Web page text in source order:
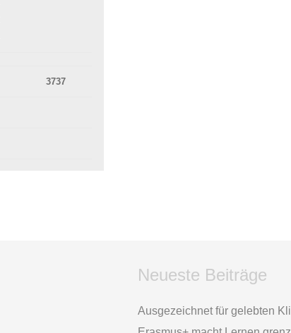
3737
Neueste Beiträge
Ausgezeichnet für gelebten